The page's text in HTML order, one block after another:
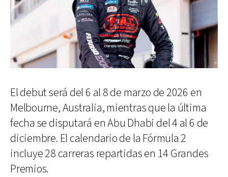
El debut será del 6 al 8 de marzo de 2026 en
Melbourne, Australia, mientras que la última
fecha se disputará en Abu Dhabi del 4 al 6 de
diciembre. El calendario de la Fórmula 2
incluye 28 carreras repartidas en 14 Grandes
Premios.